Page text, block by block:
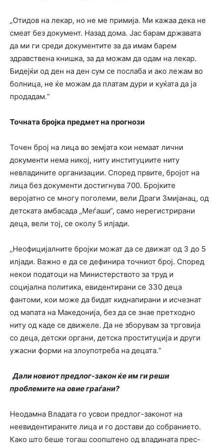
„Отидов на лекар, но не ме примија. Ми кажаа дека не
смеат без документ. Назад дома. Јас барам државата
да ми ги среди документите за да имам барем
здравствена книшка, за да можам да одам на лекар.
Бидејќи од ден на ден сум се послаба и ако лежам во
болница, не ќе можам да платам дури и куќата да ја
продадам.“
Точната бројка предмет на прогнози
Точен број на лица во земјата кои немаат лични
документи нема никој, ниту институциите ниту
невладините организации. Според првите, бројот на
лица без документи достигнува 700. Бројките
веројатно се многу поголеми, вели Драги Змијанац, од
детската амбасада „Меѓаши“, само нерегистрирани
деца, вели тој, се околу 5 илјади.
„Неофицијалните бројки можат да се движат од 3 до 5
илјади. Важно е да се дефинира точниот број. Според
некои податоци на Министерството за труд и
социјална политика, евидентирани се 330 деца
фантоми, кои може да бидат киднапирани и исчезнат
од мапата на Македонија, без да се знае претходно
ниту од каде се движеле. Да не зборувам за трговија
со деца, детски органи, детска проституција и други
ужасни форми на злоупотреба на децата.“
Дали новиот предлог-закон ќе им ги реши
проблемите на овие граѓани?
Неодамна Владата го усвои предлог-законот на
неевидентираните лица и го достави до собранието.
Како што беше тогаш соопштено од владината прес-